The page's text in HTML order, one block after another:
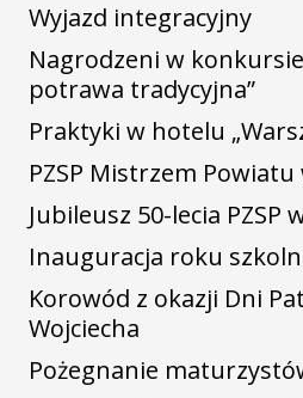
Wyjazd integracyjny
Nagrodzeni w
potrawa tradycyjna”
Praktyki w hotelu
PZSP Mistrzem Powiatu
Jubileusz 50-lecia PZSP
Inauguracja roku
Korowód z okazji Dni
Wojciecha
Pożegnanie